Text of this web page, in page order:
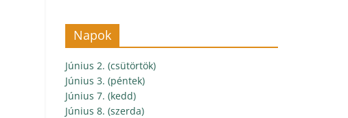
Napok
Június 2. (csütörtök)
Június 3. (péntek)
Június 7. (kedd)
Június 8. (szerda)